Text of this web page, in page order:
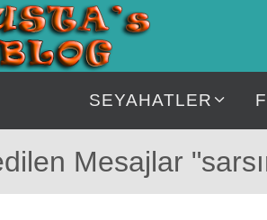
SEYAHATLER
Mesajlar